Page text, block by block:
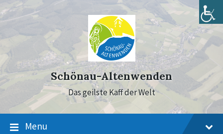
to
content
to
main
navigation
to
footer
Schönau-Altenwenden
Das geilste Kaff der Welt
Menu